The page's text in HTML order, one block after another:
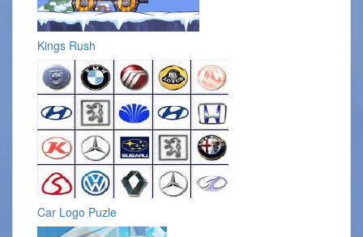
Kings Rush
Car Logo Puzle